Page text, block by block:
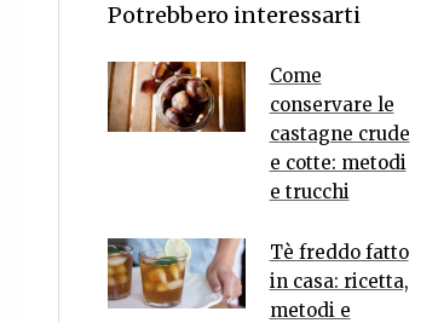
Potrebbero interessarti
Come
conservare le
castagne crude
e cotte: metodi
e trucchi
Tè freddo fatto
in casa: ricetta,
metodi e